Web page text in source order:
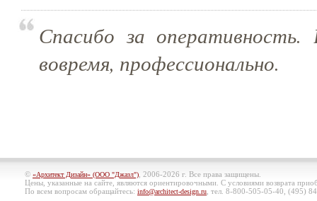
Спасибо за оперативность.
вовремя, профессионально.
© «Архитект Дизайн» (ООО "Джазл") , 2006-2026 г. Все права защищены.
Цены, указанные на сайте, являются ориентировочными. С условиями возврата
По всем вопросам обращайтесь: info@architect-design.ru , тел. 8-800-505-05-40, (495)